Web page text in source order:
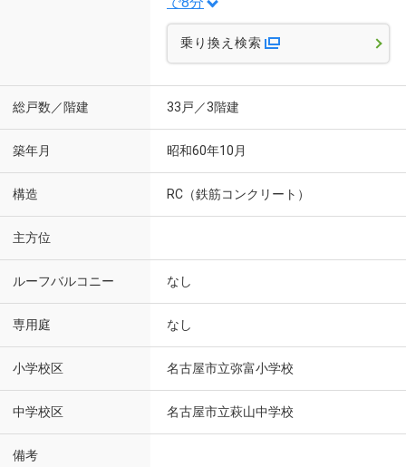
乗り換え検索
総戸数／階建 33戸／3階建
築年月 昭和60年10月
構造 RC（鉄筋コンクリート）
主方位
ルーフバルコニー なし
専用庭 なし
小学校区 名古屋市立弥富小学校
中学校区 名古屋市立萩山中学校
備考